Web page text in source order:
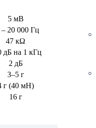
5 мВ
– 20 000 Гц
47 кΩ
дБ на 1 кГц
2 дБ
3–5 г
г (40 мН)
16 г